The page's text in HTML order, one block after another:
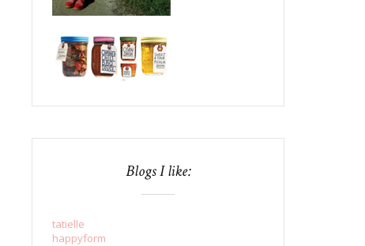
Blogs I like:
tatielle
happyform